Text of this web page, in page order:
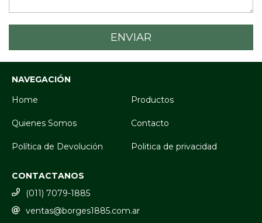
NAVEGACIÓN
Home
Productos
Quienes Somos Contacto
Política de Devolución Politica de privacidad
CONTACTANOS
(011) 7079-1885
ventas@borges1885.com.ar